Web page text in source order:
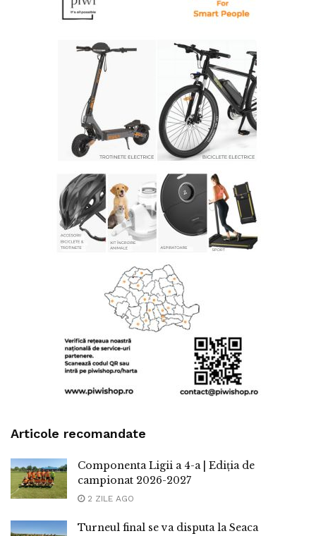
Articole recomandate
Componenta Ligii a 4-a | Ediția de
campionat 2026-2027
2 ZILE AGO
Turneul final se va disputa la Seaca